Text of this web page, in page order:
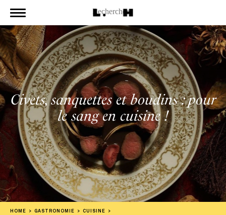
Civets, sanquettes et boudins : pour
le sang en cuisine !
HOME GASTRONOMIE
CUISINE